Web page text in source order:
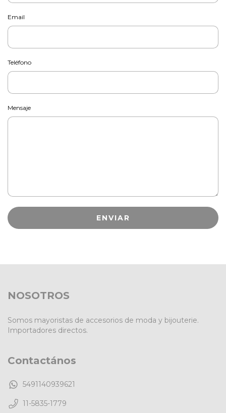
Email
Teléfono
Mensaje
NOSOTROS
Somos mayoristas de accesorios de moda y bijouterie.
Importadores directos.
Contactános
5491140939621
11-5835-1779